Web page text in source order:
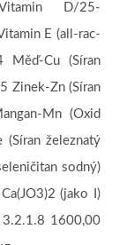
D/25-
E (all-rac-
Měď-Cu (Síran
Zinek-Zn (Síran
Mn (Oxid
(Síran železnatý
sodný)
(jako I)
3.2.1.8 1600,00